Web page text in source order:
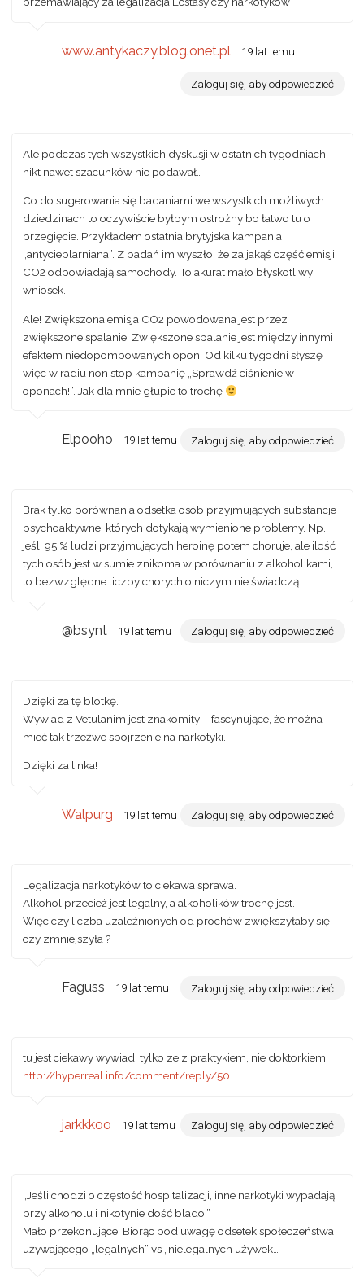
www.antykaczy.blog.onet.pl 19 lat temu
Zaloguj się, aby odpowiedzieć
Ale podczas tych wszystkich dyskusji w ostatnich tygodniach
nikt nawet szacunków nie podawał…
Co do sugerowania się badaniami we wszystkich możliwych
dziedzinach to oczywiście byłbym ostrożny bo łatwo tu o
przegięcie. Przykładem ostatnia brytyjska kampania
„antycieplarniana”. Z badań im wyszło, że za jakąś część emisji
CO2 odpowiadają samochody. To akurat mało błyskotliwy
wniosek.
Ale! Zwiększona emisja CO2 powodowana jest przez
zwiększone spalanie. Zwiększone spalanie jest między innymi
efektem niedopompowanych opon. Od kilku tygodni słyszę
więc w radiu non stop kampanię „Sprawdź ciśnienie w
oponach!”. Jak dla mnie głupie to trochę
Elpooho 19 lat temu Zaloguj się, aby odpowiedzieć
Brak tylko porównania odsetka osób przyjmujących substancje
psychoaktywne, których dotykają wymienione problemy. Np.
jeśli 95 % ludzi przyjmujących heroinę potem choruje, ale ilość
tych osób jest w sumie znikoma w porównaniu z alkoholikami,
to bezwzględne liczby chorych o niczym nie świadczą.
@bsynt 19 lat temu Zaloguj się, aby odpowiedzieć
Dzięki za tę blotkę.
Wywiad z Vetulanim jest znakomity – fascynujące, że można
mieć tak trzeźwe spojrzenie na narkotyki.
Dzięki za linka!
Walpurg 19 lat temu Zaloguj się, aby odpowiedzieć
Legalizacja narkotyków to ciekawa sprawa.
Alkohol przecież jest legalny, a alkoholików trochę jest.
Więc czy liczba uzależnionych od prochów zwiększyłaby się
czy zmniejszyła ?
Faguss 19 lat temu Zaloguj się, aby odpowiedzieć
tu jest ciekawy wywiad, tylko ze z praktykiem, nie doktorkiem:
http://hyperreal.info/comment/reply/50
jarkkkoo 19 lat temu Zaloguj się, aby odpowiedzieć
„Jeśli chodzi o częstość hospitalizacji, inne narkotyki wypadają
przy alkoholu i nikotynie dość blado.”
Mało przekonujące. Biorąc pod uwagę odsetek społeczeństwa
używającego „legalnych” vs „nielegalnych używek…